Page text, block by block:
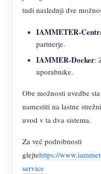
Simulator
Sistem za
Aplikacije
Nadzorni sistem
Avtomatizacija
Tovarniški
Viri
Hitri začetek
Dokument
Vadnica Video
Skupnost
Razvijalec
tudi naslednji dve
IAMMETER-
partnerje.
IAMMER-Docker:
uporabnike.
Obe možnosti uvedbe
namestiti na lastne
uvod v ta dva sistema.
Za več podrobnosti
glejtehttps://
service